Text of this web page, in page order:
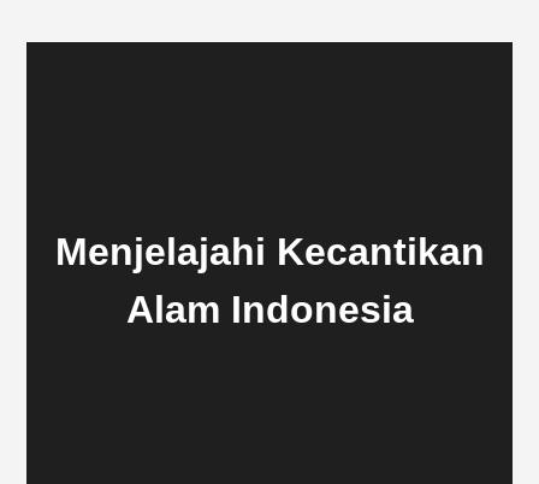
Menjelajahi Kecantikan
Alam Indonesia